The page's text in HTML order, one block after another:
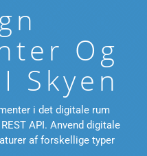
Og
Skyen
i det digitale rum
API. Anvend digitale
af forskellige typer